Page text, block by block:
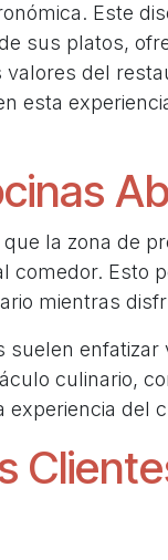
Este
sus platos,
del
esta
la zona de
comedor. Esto
mientras
enfatizar
culinario,
experiencia del